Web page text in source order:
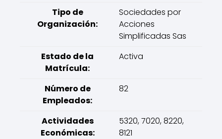
Tipo de
Organización:
Sociedades por
Acciones
Simplificadas Sas
Estado de la
Matrícula:
Activa
Número de
Empleados:
82
Actividades
Económicas:
5320, 7020, 8220,
8121